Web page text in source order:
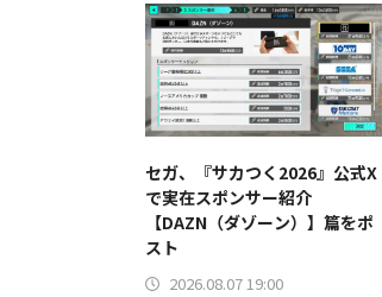
セガ、『サカつく2026』公式X
で実在スポンサー紹介
【DAZN（ダゾーン）】篇をポ
スト
2026.08.07 19:00